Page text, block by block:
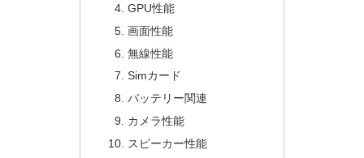
GPU性能
画面性能
無線性能
Simカード
バッテリー関連
カメラ性能
スピーカー性能